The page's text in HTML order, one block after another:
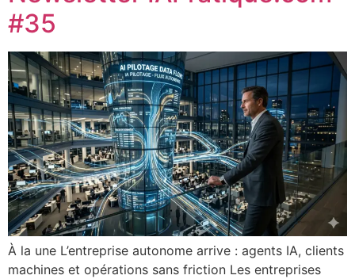
#35
À la une L’entreprise autonome arrive : agents IA, clients
machines et opérations sans friction Les entreprises